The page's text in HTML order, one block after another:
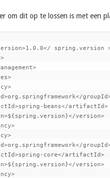
om dit op te lossen is met een
spring.version
beans</artifactId>
version>
core</artifactId>
version>